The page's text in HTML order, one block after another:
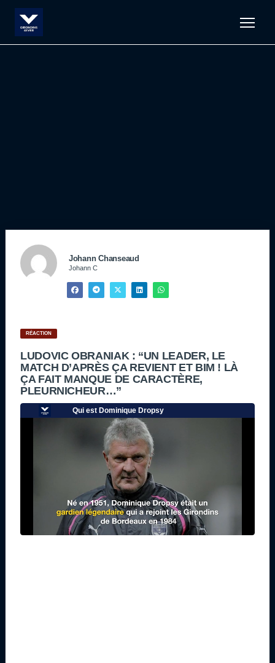
Johann Chanseaud
Johann C
RÉACTION
LUDOVIC OBRANIAK : “UN LEADER, LE
MATCH D’APRÈS ÇA REVIENT ET BIM ! LÀ
ÇA FAIT MANQUE DE CARACTÈRE,
PLEURNICHEUR…”